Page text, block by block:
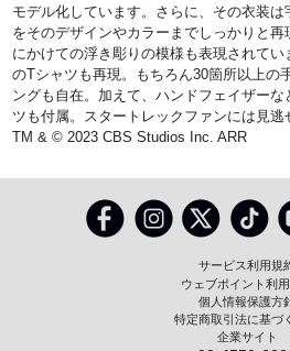
モデル化しています。さらに、その衣装
をそのデザインやカラーまでしっかりと
にかけての浮き彫りの模様も表現されて
のTシャツも再現。もちろん30箇所以上の
ングも自在。加えて、ハンドフェイザー
ツも付属。スタートレックファンには見逃
TM & © 2023 CBS Studios Inc. ARR
サービス利用規
ウェブポイント利
個人情報保護方
特定商取引法に基づ
企業サイト